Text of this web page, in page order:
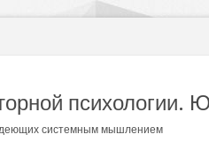
психологии.
системным мышлением